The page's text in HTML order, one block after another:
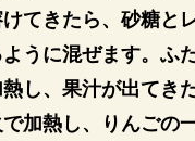
てきたら、砂糖と
うに混ぜます。ふ
し、果汁が出てき
加熱し、りんごの